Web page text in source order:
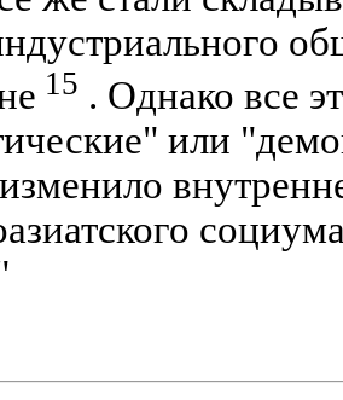
15 . Однако все
или